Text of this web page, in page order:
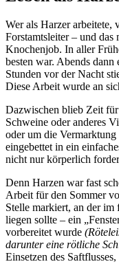
Wer als Harzer arbeitete,
Forstamtsleiter – und
Knochenjob. In aller
besten war. Abends
Stunden vor der Nacht
Diese Arbeit wurde an
Dazwischen blieb Zeit
Schweine oder anderes
oder um die
eingebettet in ein
nicht nur körperlich
Denn Harzen war fast
Arbeit für den Sommer
Stelle markiert, an der im
liegen sollte – ein
vorbereitet wurde
darunter eine rötliche
Einsetzen des